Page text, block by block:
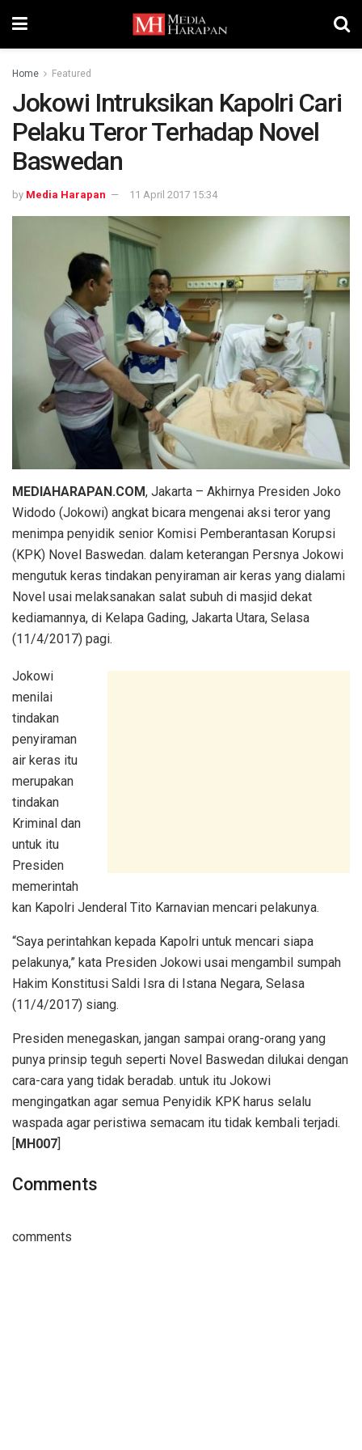
Home Featured
Jokowi Intruksikan Kapolri Cari
Pelaku Teror Terhadap Novel
Baswedan
by Media Harapan 11 April 2017 15:34
MEDIAHARAPAN.COM, Jakarta – Akhirnya Presiden Joko
Widodo (Jokowi) angkat bicara mengenai aksi teror yang
menimpa penyidik senior Komisi Pemberantasan Korupsi
(KPK) Novel Baswedan. dalam keterangan Persnya Jokowi
mengutuk keras tindakan penyiraman air keras yang dialami
Novel usai melaksanakan salat subuh di masjid dekat
kediamannya, di Kelapa Gading, Jakarta Utara, Selasa
(11/4/2017) pagi.
Jokowi
menilai
tindakan
penyiraman
air keras itu
merupakan
tindakan
Kriminal dan
untuk itu
Presiden
memerintah
kan Kapolri Jenderal Tito Karnavian mencari pelakunya.
“Saya perintahkan kepada Kapolri untuk mencari siapa
pelakunya,” kata Presiden Jokowi usai mengambil sumpah
Hakim Konstitusi Saldi Isra di Istana Negara, Selasa
(11/4/2017) siang.
Presiden menegaskan, jangan sampai orang-orang yang
punya prinsip teguh seperti Novel Baswedan dilukai dengan
cara-cara yang tidak beradab. untuk itu Jokowi
mengingatkan agar semua Penyidik KPK harus selalu
waspada agar peristiwa semacam itu tidak kembali terjadi.
MH007
Comments
comments